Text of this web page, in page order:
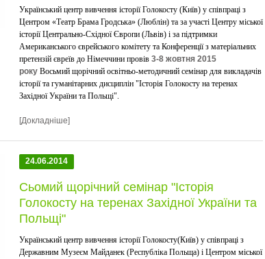
Український центр вивчення історії Голокосту (Київ) у співпраці з
Центром «Театр Брама Гродська» (Люблін) та за участі Центру міської
історії Центрально-Східної Європи (Львів) і за підтримки
Американського єврейського комітету та Конференції з матеріальних
претензій євреїв до Німеччини провів3-8 жовтня 2015
року Восьмий щорічний освітньо-методичний семінар для викладачів
історії та гуманітарних дисциплін "Історія Голокосту на теренах
Західної України та Польщі".
[Докладніше]
24.06.2014
Сьомий щорічний семінар "Історія
Голокосту на теренах Західної України та
Польщі"
Український центр вивчення історії Голокосту(Київ) у співпраці з
Державним Музеєм Майданек (Республіка Польща) і Центром міської